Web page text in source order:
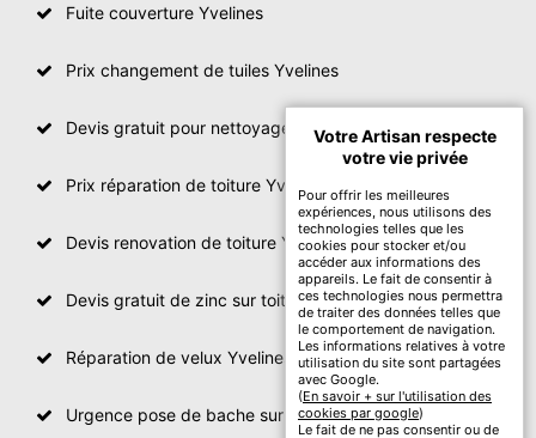
Fuite couverture Yvelines
Prix changement de tuiles Yvelines
Devis gratuit pour nettoyage toiture Yvelines
Prix réparation de toiture Yvelines
Devis renovation de toiture Yvelines
Devis gratuit de zinc sur toiture
Réparation de velux Yvelines
Urgence pose de bache sur toiture Yvelines
Votre Artisan respecte
votre vie privée
Pour offrir les meilleures
expériences, nous utilisons des
technologies telles que les
cookies pour stocker et/ou
accéder aux informations des
appareils. Le fait de consentir à
ces technologies nous permettra
de traiter des données telles que
le comportement de navigation.
Les informations relatives à votre
utilisation du site sont partagées
avec Google.
(En savoir + sur l'utilisation des
cookies par google)
Le fait de ne pas consentir ou de